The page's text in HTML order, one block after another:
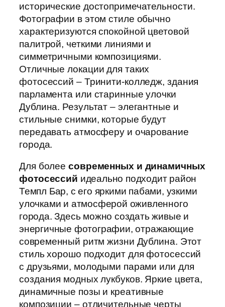
исторические достопримечательности.
Фотографии в этом стиле обычно
характеризуются спокойной цветовой
палитрой, четкими линиями и
симметричными композициями.
Отличные локации для таких
фотосессий – Тринити-колледж, здания
парламента или старинные улочки
Дублина. Результат – элегантные и
стильные снимки, которые будут
передавать атмосферу и очарование
города.
Для более современных и динамичных
фотосессий идеально подходит район
Темпл Бар, с его яркими пабами, узкими
улочками и атмосферой оживленного
города. Здесь можно создать живые и
энергичные фотографии, отражающие
современный ритм жизни Дублина. Этот
стиль хорошо подходит для фотосессий
с друзьями, молодыми парами или для
создания модных лукбуков. Яркие цвета,
динамичные позы и креативные
композиции – отличительные черты